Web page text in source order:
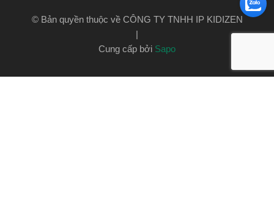
© Bản quyền thuộc về CÔNG TY TNHH IP KIDIZEN
|
Cung cấp bởi Sapo